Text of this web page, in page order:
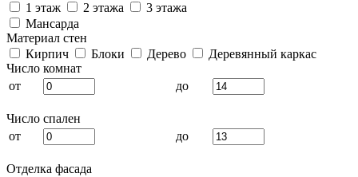
1 этаж
2 этажа
3 этажа
Мансарда
Материал стен
Кирпич
Блоки Дерево
Деревянный каркас
Число комнат
от
до
Число спален
от
до
Отделка фасада